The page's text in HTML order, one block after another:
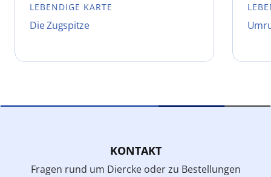
LEBENDIGE KARTE
Die Zugspitze
KONTAKT
Fragen rund um Diercke oder zu Bestellungen